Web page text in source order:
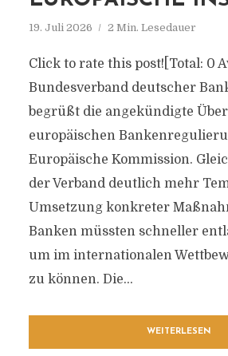
19. Juli 2026 2 Min. Lesedauer
Click to rate this post![Total: 0
Bundesverband deutscher
begrüßt die angekündigte
europäischen
Europäische Kommission.
der Verband deutlich mehr
Umsetzung konkreter
Banken müssten schneller
um im internationalen
zu können. Die...
WEITERLESEN